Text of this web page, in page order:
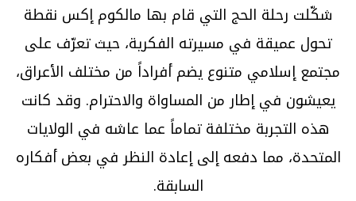
شكّلت رحلة الحج التي قام بها مالكوم إكس نقطة
تحول عميقة في مسيرته الفكرية، حيث تعرّف على
مجتمع إسلامي متنوع يضم أفراداً من مختلف الأعراق،
يعيشون في إطار من المساواة والاحترام. وقد كانت
هذه التجربة مختلفة تماماً عما عاشه في الولايات
المتحدة، مما دفعه إلى إعادة النظر في بعض أفكاره
السابقة.